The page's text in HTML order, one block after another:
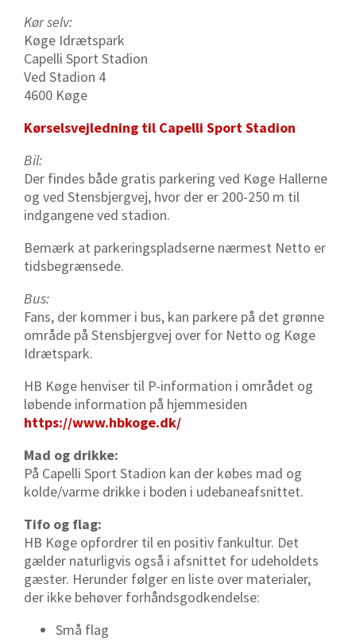
Kør selv:
Køge Idrætspark
Capelli Sport Stadion
Ved Stadion 4
4600 Køge
Kørselsvejledning til Capelli Sport Stadion
Bil:
Der findes både gratis parkering ved Køge Hallerne
og ved Stensbjergvej, hvor der er 200-250 m til
indgangene ved stadion.
Bemærk at parkeringspladserne nærmest Netto er
tidsbegrænsede.
Bus:
Fans, der kommer i bus, kan parkere på det grønne
område på Stensbjergvej over for Netto og Køge
Idrætspark.
HB Køge henviser til P-information i området og
løbende information på hjemmesiden
https://www.hbkoge.dk/
Mad og drikke:
På Capelli Sport Stadion kan der købes mad og
kolde/varme drikke i boden i udebaneafsnittet.
Tifo og flag:
HB Køge opfordrer til en positiv fankultur. Det
gælder naturligvis også i afsnittet for udeholdets
gæster. Herunder følger en liste over materialer,
der ikke behøver forhåndsgodkendelse:
Små flag